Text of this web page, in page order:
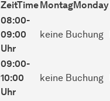
ZeitTimeMontagMonday
08:00-
09:00
Uhr
keine Buchung
09:00-
10:00
Uhr
keine Buchung